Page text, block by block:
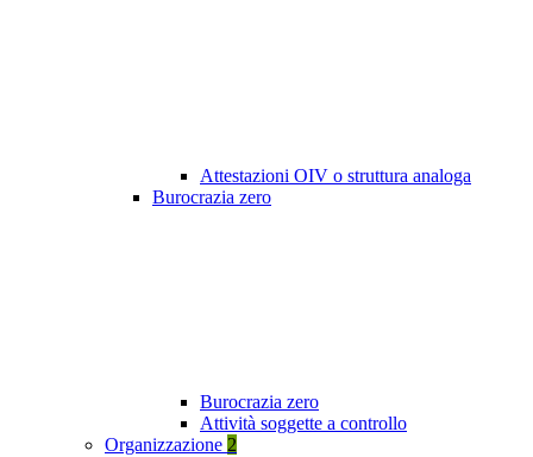
Attestazioni OIV o struttura analoga
Burocrazia zero
Burocrazia zero
Attività soggette a controllo
Organizzazione 2